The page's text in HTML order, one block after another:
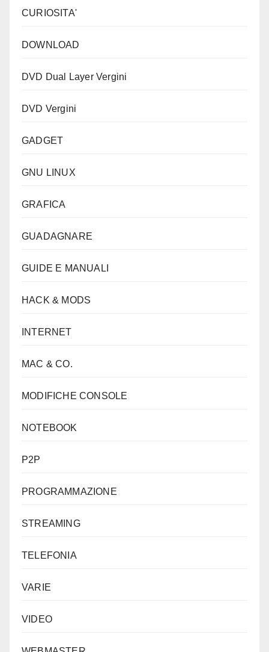
CURIOSITA'
DOWNLOAD
DVD Dual Layer Vergini
DVD Vergini
GADGET
GNU LINUX
GRAFICA
GUADAGNARE
GUIDE E MANUALI
HACK & MODS
INTERNET
MAC & CO.
MODIFICHE CONSOLE
NOTEBOOK
P2P
PROGRAMMAZIONE
STREAMING
TELEFONIA
VARIE
VIDEO